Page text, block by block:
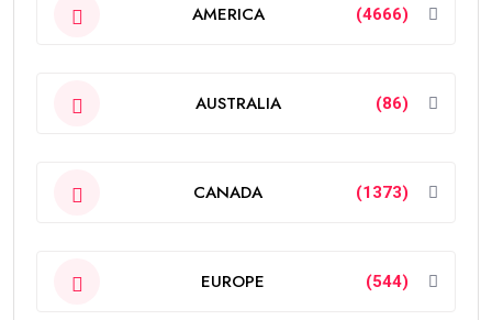
AMERICA (4666)
AUSTRALIA (86)
CANADA (1373)
EUROPE (544)